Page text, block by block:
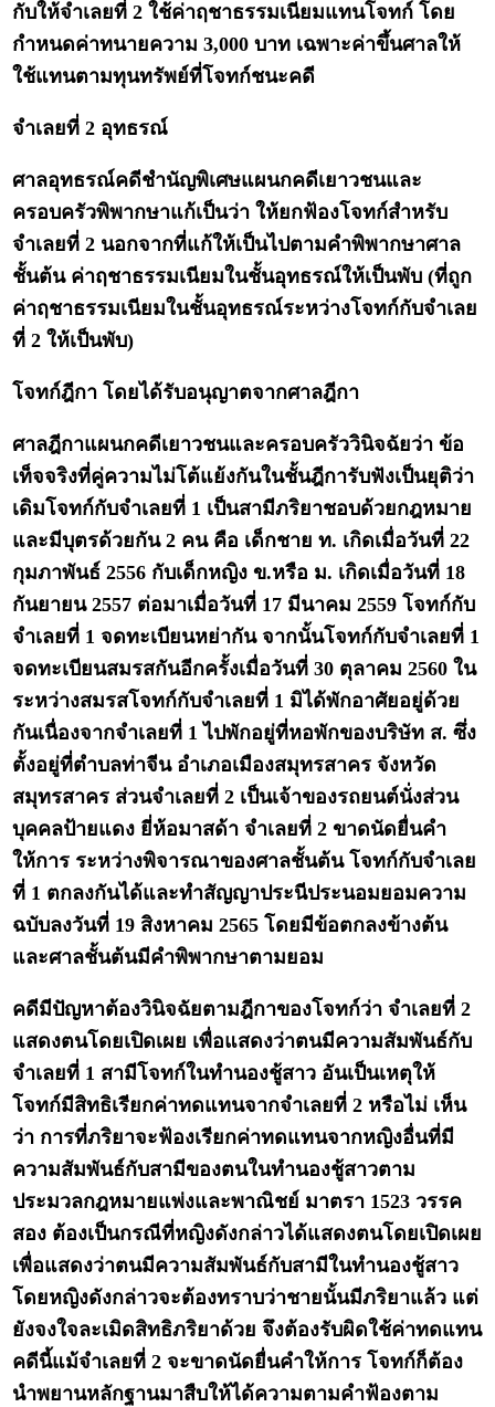
กับให้จำเลยที่ 2 ใช้ค่าฤชาธรรมเนียมแทนโจทก์ โดย
กำหนดค่าทนายความ 3,000 บาท เฉพาะค่าขึ้นศาลให้
ใช้แทนตามทุนทรัพย์ที่โจทก์ชนะคดี
จำเลยที่ 2 อุทธรณ์
ศาลอุทธรณ์คดีชำนัญพิเศษแผนกคดีเยาวชนและ
ครอบครัวพิพากษาแก้เป็นว่า ให้ยกฟ้องโจทก์สำหรับ
จำเลยที่ 2 นอกจากที่แก้ให้เป็นไปตามคำพิพากษาศาล
ชั้นต้น ค่าฤชาธรรมเนียมในชั้นอุทธรณ์ให้เป็นพับ (ที่ถูก
ค่าฤชาธรรมเนียมในชั้นอุทธรณ์ระหว่างโจทก์กับจำเลย
ที่ 2 ให้เป็นพับ)
โจทก์ฎีกา โดยได้รับอนุญาตจากศาลฎีกา
ศาลฎีกาแผนกคดีเยาวชนและครอบครัววินิจฉัยว่า ข้อ
เท็จจริงที่คู่ความไม่โต้แย้งกันในชั้นฎีการับฟังเป็นยุติว่า
เดิมโจทก์กับจำเลยที่ 1 เป็นสามีภริยาชอบด้วยกฎหมาย
และมีบุตรด้วยกัน 2 คน คือ เด็กชาย ท. เกิดเมื่อวันที่ 22
กุมภาพันธ์ 2556 กับเด็กหญิง ข.หรือ ม. เกิดเมื่อวันที่ 18
กันยายน 2557 ต่อมาเมื่อวันที่ 17 มีนาคม 2559 โจทก์กับ
จำเลยที่ 1 จดทะเบียนหย่ากัน จากนั้นโจทก์กับจำเลยที่ 1
จดทะเบียนสมรสกันอีกครั้งเมื่อวันที่ 30 ตุลาคม 2560 ใน
ระหว่างสมรสโจทก์กับจำเลยที่ 1 มิได้พักอาศัยอยู่ด้วย
กันเนื่องจากจำเลยที่ 1 ไปพักอยู่ที่หอพักของบริษัท ส. ซึ่ง
ตั้งอยู่ที่ตำบลท่าจีน อำเภอเมืองสมุทรสาคร จังหวัด
สมุทรสาคร ส่วนจำเลยที่ 2 เป็นเจ้าของรถยนต์นั่งส่วน
บุคคลป้ายแดง ยี่ห้อมาสด้า จำเลยที่ 2 ขาดนัดยื่นคำ
ให้การ ระหว่างพิจารณาของศาลชั้นต้น โจทก์กับจำเลย
ที่ 1 ตกลงกันได้และทำสัญญาประนีประนอมยอมความ
ฉบับลงวันที่ 19 สิงหาคม 2565 โดยมีข้อตกลงข้างต้น
และศาลชั้นต้นมีคำพิพากษาตามยอม
คดีมีปัญหาต้องวินิจฉัยตามฎีกาของโจทก์ว่า จำเลยที่ 2
แสดงตนโดยเปิดเผย เพื่อแสดงว่าตนมีความสัมพันธ์กับ
จำเลยที่ 1 สามีโจทก์ในทำนองชู้สาว อันเป็นเหตุให้
โจทก์มีสิทธิเรียกค่าทดแทนจากจำเลยที่ 2 หรือไม่ เห็น
ว่า การที่ภริยาจะฟ้องเรียกค่าทดแทนจากหญิงอื่นที่มี
ความสัมพันธ์กับสามีของตนในทำนองชู้สาวตาม
ประมวลกฎหมายแพ่งและพาณิชย์ มาตรา 1523 วรรค
สอง ต้องเป็นกรณีที่หญิงดังกล่าวได้แสดงตนโดยเปิดเผย
เพื่อแสดงว่าตนมีความสัมพันธ์กับสามีในทำนองชู้สาว
โดยหญิงดังกล่าวจะต้องทราบว่าชายนั้นมีภริยาแล้ว แต่
ยังจงใจละเมิดสิทธิภริยาด้วย จึงต้องรับผิดใช้ค่าทดแทน
คดีนี้แม้จำเลยที่ 2 จะขาดนัดยื่นคำให้การ โจทก์ก็ต้อง
นำพยานหลักฐานมาสืบให้ได้ความตามคำฟ้องตาม